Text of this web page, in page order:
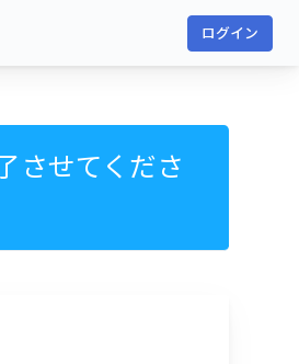
ログイン
させてくださ